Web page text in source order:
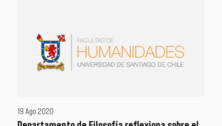
19 Ago 2020